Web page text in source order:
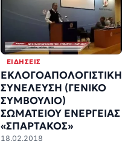
ΕΙΔΉΣΕΙΣ
ΕΚΛΟΓΟΑΠΟΛΟΓΙΣΤΙΚΗ
ΣΥΝΕΛΕΥΣΗ (ΓΕΝΙΚΟ
ΣΥΜΒΟΥΛΙΟ)
ΣΩΜΑΤΕΙΟΥ ΕΝΕΡΓΕΙΑΣ
«ΣΠΑΡΤΑΚΟΣ»
18.02.2018